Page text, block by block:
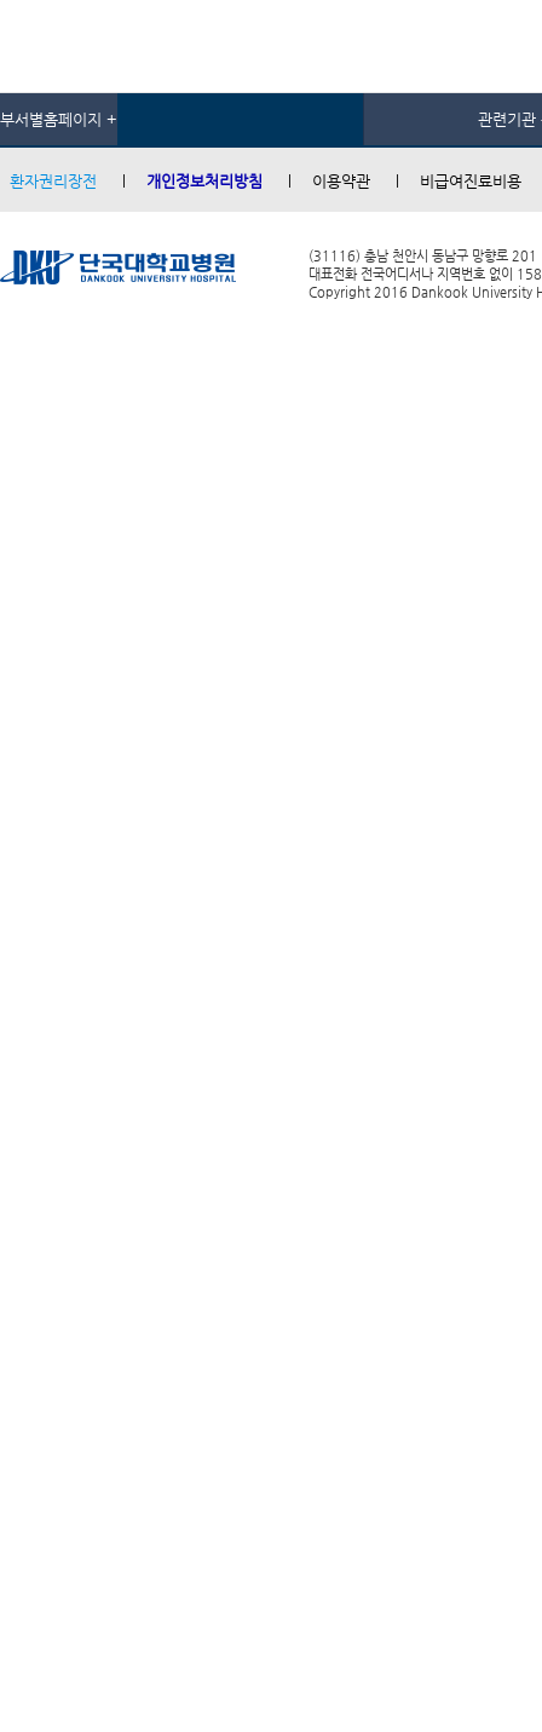
부서별홈페이지 + 관련기관
환자권리장전 개인정보처리방침 이용약관 비급여진료비용
(31116) 충남 천안시 동남구 망향로 201
대표전화 전국어디서나 지역번호 없이
Copyright 2016 Dankook University